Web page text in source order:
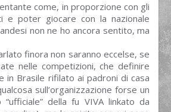
come, in proporzione con gli
e poter giocare con la nazionale
non ne ho ancora sentito, ma
finora non saranno eccelse, se
nelle competizioni, che definire
Brasile rifilato ai padroni di casa
sull’organizzazione forse un
della fu VIVA linkato da